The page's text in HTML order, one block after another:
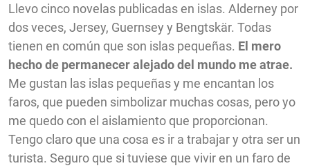
Llevo cinco novelas publicadas en islas. Alderney por
dos veces, Jersey, Guernsey y Bengtskär. Todas
tienen en común que son islas pequeñas. El mero
hecho de permanecer alejado del mundo me atrae.
Me gustan las islas pequeñas y me encantan los
faros, que pueden simbolizar muchas cosas, pero yo
me quedo con el aislamiento que proporcionan.
Tengo claro que una cosa es ir a trabajar y otra ser un
turista. Seguro que si tuviese que vivir en un faro de